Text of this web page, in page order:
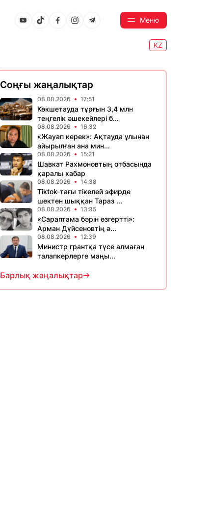
Меню
KZ
Соңғы жаңалықтар
08.08.2026 17:51
Көкшетауда тұрғын 3,4 млн
теңгелік әшекейлері б...
08.08.2026 16:32
«Жауап керек»: Ақтауда ұлынан
айырылған ана мин...
08.08.2026 15:21
Шавкат Рахмоновтың отбасында
қаралы хабар
08.08.2026 14:38
Tiktok-тағы тікелей эфирде
шектен шыққан Тараз ...
08.08.2026 13:35
«Сараптама бәрін өзгертті»:
Арман Дүйсеновтің ә...
08.08.2026 12:39
Министр грантқа түсе алмаған
талапкерлерге маңы...
Барлық жаңалықтар